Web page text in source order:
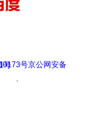
号
号